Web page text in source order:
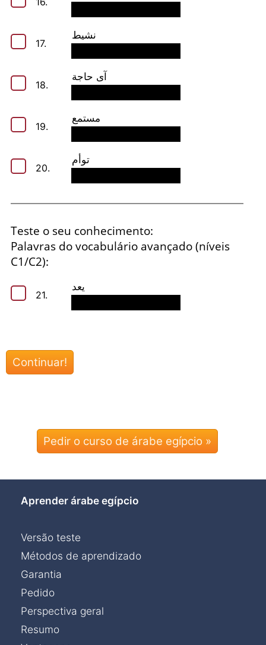
17.
نشيط
18.
آى حاجة
19.
مستمع
20.
توأم
Teste o seu conhecimento:
Palavras do vocabulário avançado (níveis
C1/C2):
21.
يعد
Pedir o curso de árabe egípcio »
Aprender árabe egípcio
Versão teste
Métodos de aprendizado
Garantia
Pedido
Perspectiva geral
Resumo